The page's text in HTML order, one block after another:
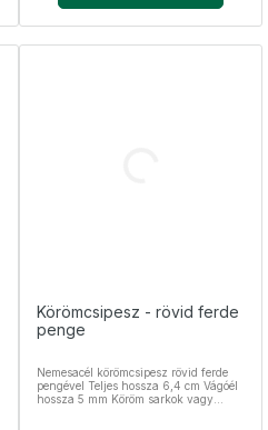
Körömcsipesz - rövid ferde
penge
Nemesacél körömcsipesz rövid ferde
pengével Teljes hossza 6,4 cm Vágóél
hossza 5 mm Köröm sarkok vagy